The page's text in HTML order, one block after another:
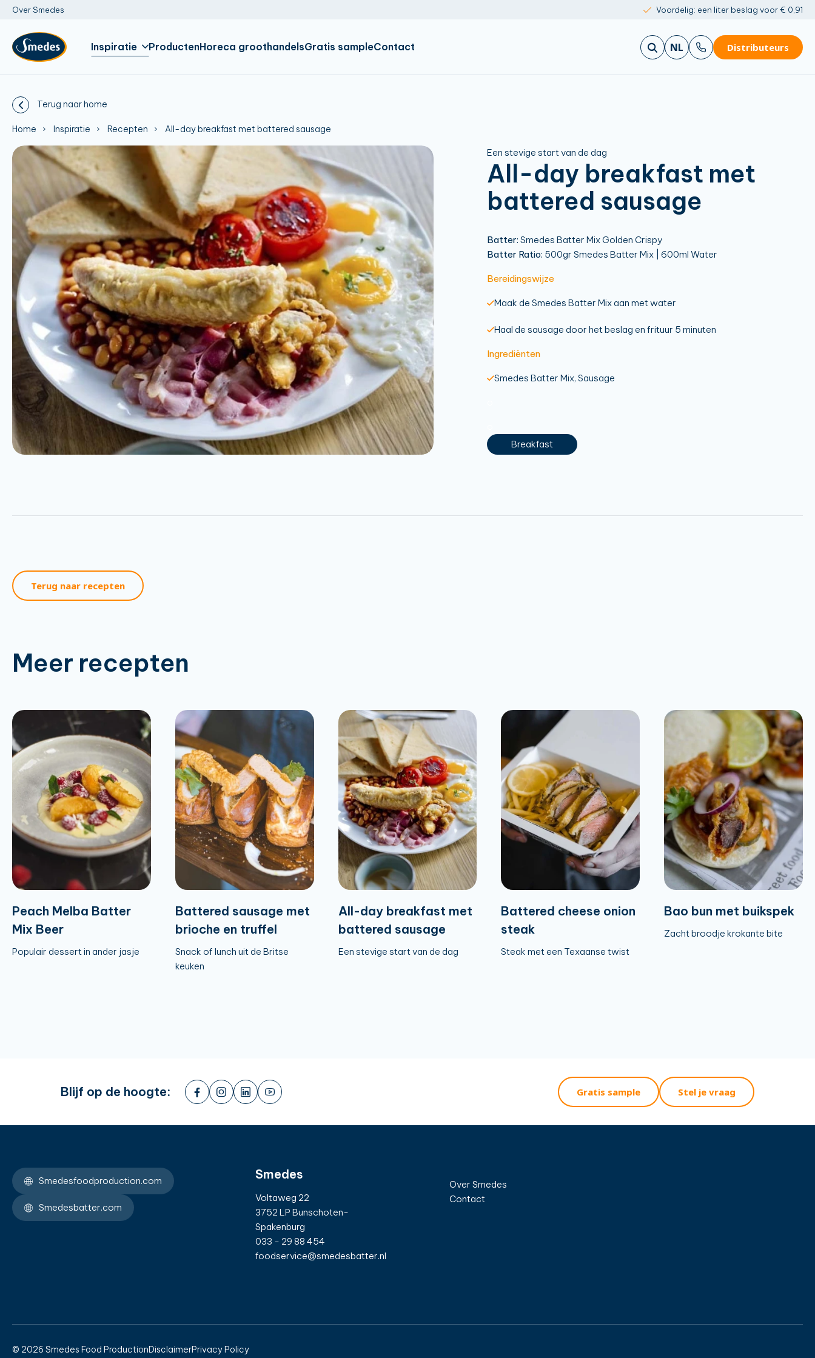
Over Smedes Voordelig: een liter beslag voor € 0,91
Inspiratie ProductenHoreca groothandelsGratis sampleContact NL Distributeurs
EN
Terug naar home
Home Inspiratie Recepten All-day breakfast met battered sausage
Een stevige start van de dag
All-day breakfast met
battered sausage
Batter: Smedes Batter Mix Golden Crispy
Batter Ratio: 500gr Smedes Batter Mix | 600ml Water
Bereidingswijze
Maak de Smedes Batter Mix aan met water
Haal de sausage door het beslag en frituur 5 minuten
Ingrediënten
Smedes Batter Mix, Sausage
Breakfast
Terug naar recepten
Meer recepten
Peach Melba Batter
Mix Beer
Populair dessert in ander jasje
Battered sausage met
brioche en truffel
Snack of lunch uit de Britse
keuken
All-day breakfast met
battered sausage
Een stevige start van de dag
Battered cheese onion
steak
Steak met een Texaanse twist
Bao bun met buikspek
Zacht broodje krokante bite
Blijf op de hoogte: Gratis sample Stel je vraag
Smedesfoodproduction.com
Smedesbatter.com
Smedes
Voltaweg 22
3752 LP Bunschoten-
Spakenburg
033 - 29 88 454
foodservice@smedesbatter.nl
Over Smedes
Contact
© 2026 Smedes Food ProductionDisclaimerPrivacy Policy